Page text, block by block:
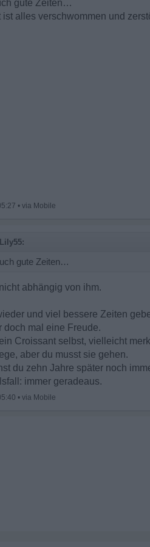
gute Zeiten…
ist alles verschwommen und
•
gute Zeiten…
abhängig von ihm.
und viel bessere Zeiten
doch mal eine Freude.
Croissant selbst, vielleicht
aber du musst sie gehen.
du zehn Jahre später noch
immer geradeaus.
•